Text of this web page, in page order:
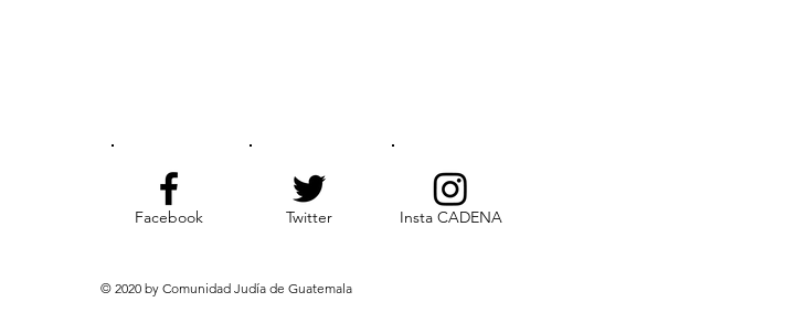
Facebook Twitter Insta CADENA
© 2020 by Comunidad Judía de Guatemala